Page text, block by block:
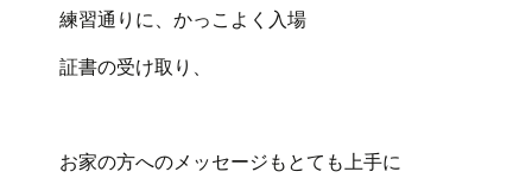
練習通りに、かっこよく入場
証書の受け取り、
お家の方へのメッセージもとても上手に